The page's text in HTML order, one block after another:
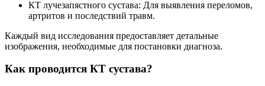
КТ лучезапястного сустава: Для выявления переломов,
артритов и последствий травм.
Каждый вид исследования предоставляет детальные
изображения, необходимые для постановки диагноза.
Как проводится КТ сустава?